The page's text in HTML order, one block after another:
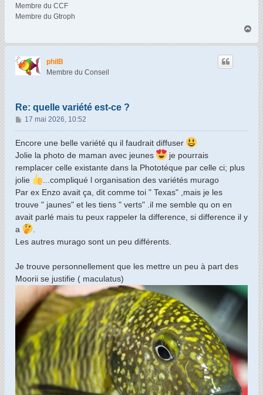
Membre du CCF
Membre du Gtroph
u
philB
Membre du Conseil
Re: quelle variété est-ce ?
M
e
a
g
e
17 mai 2026, 10:52
Encore une belle variété qu il faudrait diffuser
Jolie la photo de maman avec jeunes
je pourrais
remplacer celle existante dans la Phototéque par celle ci; plus
jolie
...compliqué l organisation des variétés murago
Par ex Enzo avait ça, dit comme toi " Texas" ,mais je les
trouve " jaunes" et les tiens " verts" .il me semble qu on en
avait parlé mais tu peux rappeler la difference, si difference il y
a
Les autres murago sont un peu différents.
Je trouve personnellement que les mettre un peu à part des
Moorii se justifie ( maculatus)